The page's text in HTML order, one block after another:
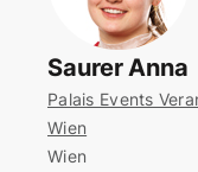
Saurer Anna
Palais Events
Wien
Wien